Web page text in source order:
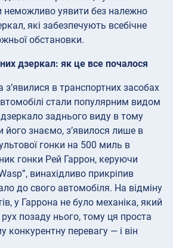
неможливо уявити без належно
які забезпечують всебічне
обстановки.
дзеркал: як це все почалося
з’явилися в транспортних засобах
стали популярним видом
заднього виду в тому
його знаємо, з’явилося лише в
гонки на 500 миль в
гонки Рей Гаррон, керуючи
винахідливо прикріпив
до свого автомобіля. На відміну
у Гаррона не було механіка, який
позаду нього, тому ця проста
конкурентну перевагу — і він